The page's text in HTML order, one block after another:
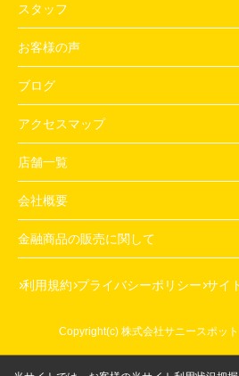
スタッフ
お客様の声
ブログ
アクセスマップ
店舗一覧
会社概要
金融商品の販売に関して
利用規約 プライバシーポリシー サイ
Copyright(c) 株式会社サニースポッ